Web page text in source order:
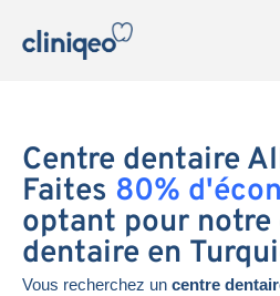
Centre dentaire
Faites 80%
optant pour notre
dentaire en
Vous recherchez un centre